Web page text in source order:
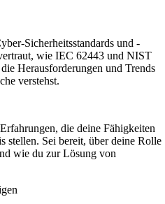
Sicherheitsstandards und -
wie IEC 62443 und NIST
Herausforderungen und Trends
verstehst.
die deine Fähigkeiten
stellen. Sei bereit, über deine Rolle
wie du zur Lösung von